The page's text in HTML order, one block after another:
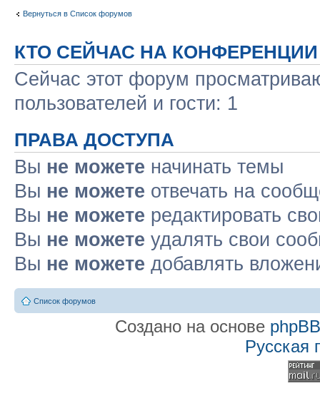
Вернуться в Список форумов
КТО СЕЙЧАС НА КОНФЕРЕНЦИИ
Сейчас этот форум
пользователей и гости: 1
ПРАВА ДОСТУПА
Вы не можете начинать темы
Вы не можете отвечать на
Вы не можете редактировать
Вы не можете удалять свои
Вы не можете добавлять
Список форумов
Создано на основе phpBB
Русская